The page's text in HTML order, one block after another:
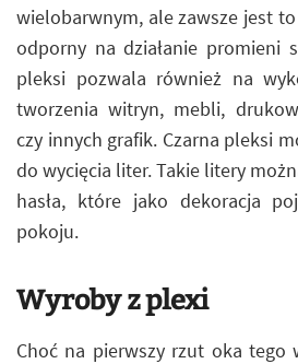
wielobarwnym, ale zawsze jest
odporny na działanie promieni
pleksi pozwala również na
tworzenia witryn, mebli,
czy innych grafik. Czarna pleksi
do wycięcia liter. Takie litery
hasła, które jako dekoracja
pokoju.
Wyroby z plexi
Choć na pierwszy rzut oka tego